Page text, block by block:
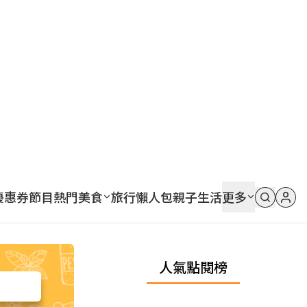
惠券節目熱門美食 旅行懶人包親子生活更多
人氣點閱榜